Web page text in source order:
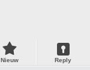
Nieuw Reply